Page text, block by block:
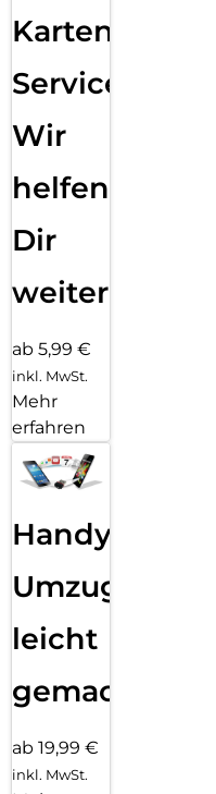
Karten
Service:
Wir
helfen
Dir
weiter
ab 5,99 €
inkl. MwSt.
Mehr
erfahren
Handy
Umzug
leicht
gemacht!
ab 19,99 €
inkl. MwSt.